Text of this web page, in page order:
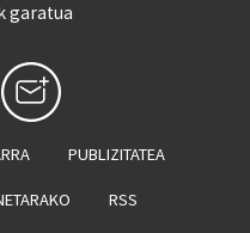
garatua
PUBLIZITATEA
RSS